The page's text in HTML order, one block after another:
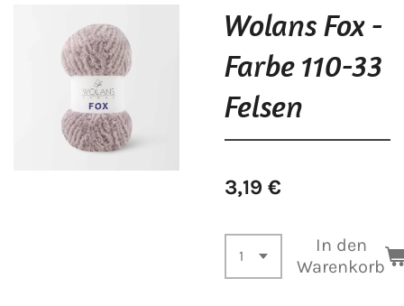
Wolans Fox -
Farbe 110-33
Felsen
3,19 €
In den
Warenkorb